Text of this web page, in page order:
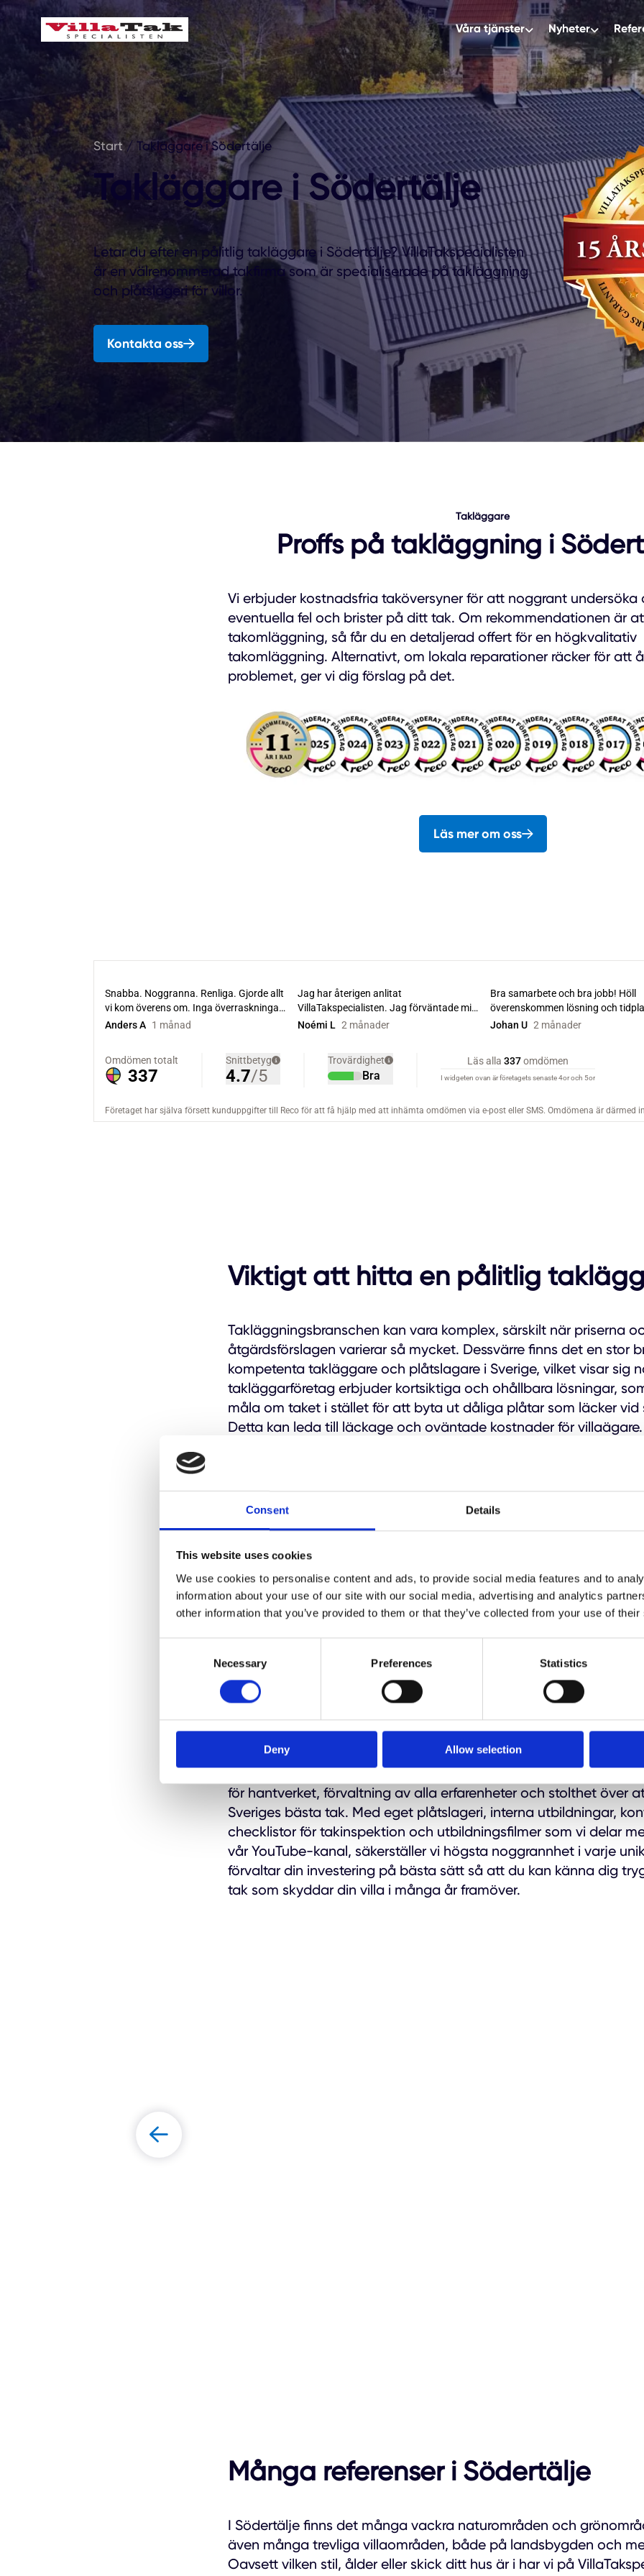
Consent Details
This website uses cookies
We use cookies to personalise content and ads, to provide social media features and to
information about your use of our site with our social media, advertising and analytics
other information that you’ve provided to them or that they’ve collected from your use of
Necessary Preferences Statistics
Deny Allow selection
Våra tjänster Nyheter
Start / Takläggare i Södertälje
Takläggare i Södertälje
Letar du efter en pålitlig takläggare i Södertälje? VillaTakspecialisten
är en välrenommerad takfirma som är specialiserade på takläggning
och plåtslageri för villor.
Kontakta oss
Takläggare
Proffs på takläggning i
Vi erbjuder kostnadsfria taköversyner för att noggrant undersöka
eventuella fel och brister på ditt tak. Om rekommendationen är
takomläggning, så får du en detaljerad offert för en högkvalitativ
takomläggning. Alternativt, om lokala reparationer räcker för att
problemet, ger vi dig förslag på det.
Läs mer om oss
Viktigt att hitta en pålitlig
Takläggningsbranschen kan vara komplex, särskilt när priserna
åtgärdsförslagen varierar så mycket. Dessvärre finns det en stor
kompetenta takläggare och plåtslagare i Sverige, vilket visar sig
takläggarföretag erbjuder kortsiktiga och ohållbara lösningar,
måla om taket i stället för att byta ut dåliga plåtar som läcker vid
Detta kan leda till läckage och oväntade kostnader för villaägare.
När är det för en takomläggning?
För att undvika fuktskador, mögel och läckage är det
normalt en livslängd på 30–50 år, förutsatt att det underhålls
takmaterialet har nått sin naturliga livslängd eller om taket inte
vid senaste omläggningen bör man överväga att byta ut taket.
detaljerad offert för takläggning i Södertälje.
Erfarenhet sedan 1979
VillaTakspecialisten är ett prisbelönt familjeföretag med lång
1979. Vi har byggt upp en oslagbar kompetens tack vare vårt
för hantverket, förvaltning av alla erfarenheter och stolthet över
Sveriges bästa tak. Med eget plåtslageri, interna utbildningar,
checklistor för takinspektion och utbildningsfilmer som vi delar
vår YouTube-kanal, säkerställer vi högsta noggrannhet i varje
förvaltar din investering på bästa sätt så att du kan känna dig
tak som skyddar din villa i många år framöver.
Många referenser i Södertälje
I Södertälje finns det många vackra naturområden och
även många trevliga villaområden, både på landsbygden och
Oavsett vilken stil, ålder eller skick ditt hus är i har vi på